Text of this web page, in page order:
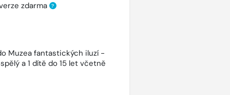
zdarma ?
Muzea fantastických iluzí -
a 1 dítě do 15 let včetně